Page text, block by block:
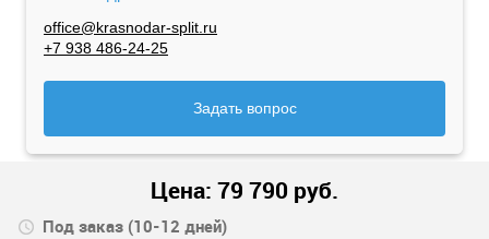
office@krasnodar-split.ru
+7 938 486-24-25
Задать вопрос
Цена: 79 790 руб.
Под заказ (10-12 дней)